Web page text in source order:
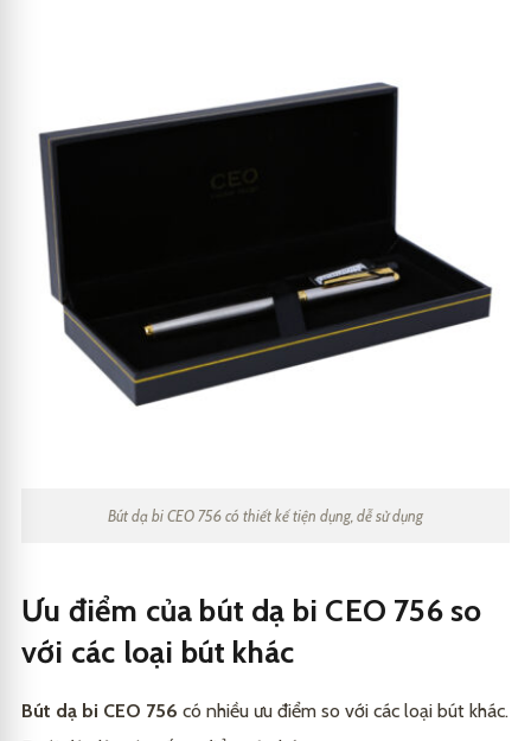
Bút dạ bi CEO 756 có thiết kế tiện dụng, dễ sử dụng
Ưu điểm của bút dạ bi CEO 756 so
với các loại bút khác
Bút dạ bi CEO 756 có nhiều ưu điểm so với các loại bút khác.